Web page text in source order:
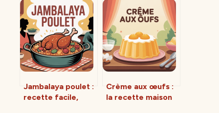
usages modernes
d’un pain pas
comme les autres
emblématique,
histoire, recettes
et bonnes
adresses
Jambalaya poulet :
recette facile,
Crème aux œufs :
la recette maison